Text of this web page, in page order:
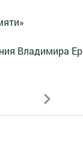
Владимира